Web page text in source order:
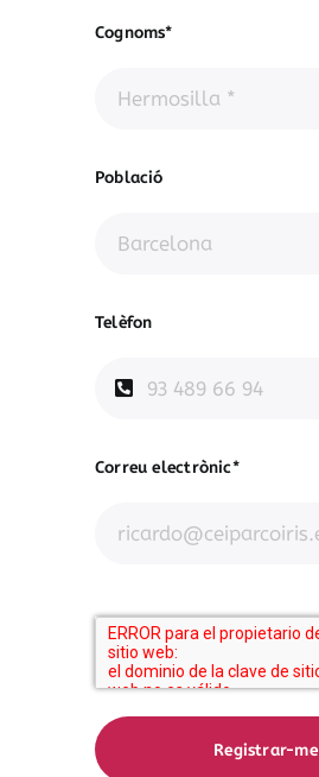
Cognoms*
Població
Telèfon
Correu electrònic*
Registrar-me